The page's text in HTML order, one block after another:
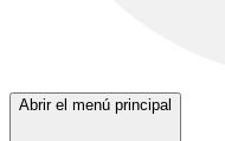
Abrir el menú principal